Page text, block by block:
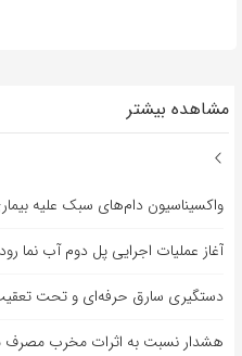
مشاهده بیشتر
واکسیناسیون دام‌های سبک علیه
آغاز عملیات اجرایی پل دوم آب نما
دستگیری سارق حرفه‌ای و تحت
هشدار نسبت به اثرات مخرب مصرف